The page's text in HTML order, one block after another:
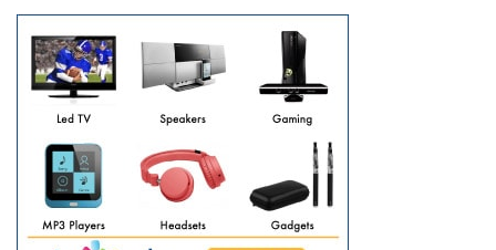
Meski
Sudah
di
Masih
Diketemukan
Masyarakat
Membuang
Sampah
di
TPS